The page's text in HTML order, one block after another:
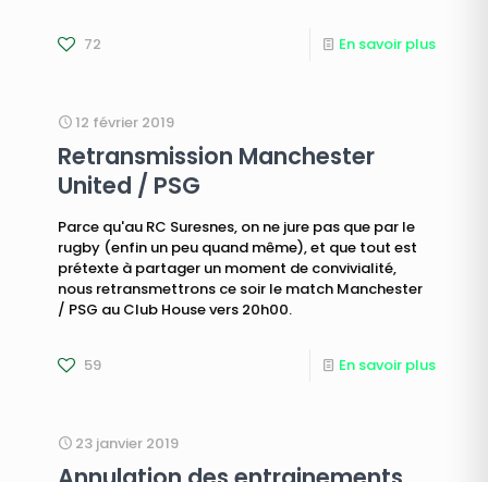
72 En savoir plus
12 février 2019
Retransmission Manchester
United / PSG
Parce qu'au RC Suresnes, on ne jure pas que par le
rugby (enfin un peu quand même), et que tout est
prétexte à partager un moment de convivialité,
nous retransmettrons ce soir le match Manchester
/ PSG au Club House vers 20h00.
59 En savoir plus
23 janvier 2019